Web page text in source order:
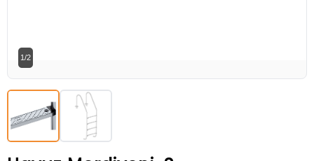
1/2
bizlere ulaştırabilirsiniz. Bizi tercih
ettiğiniz için teşekkür ederiz.